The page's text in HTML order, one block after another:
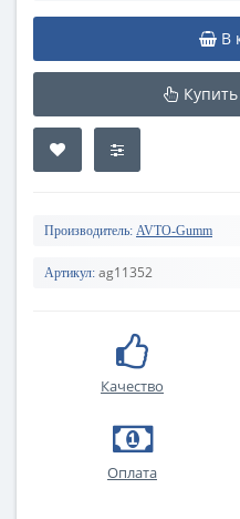
В
Производитель: AVTO-Gumm
Артикул: ag11352
Качество
Оплата